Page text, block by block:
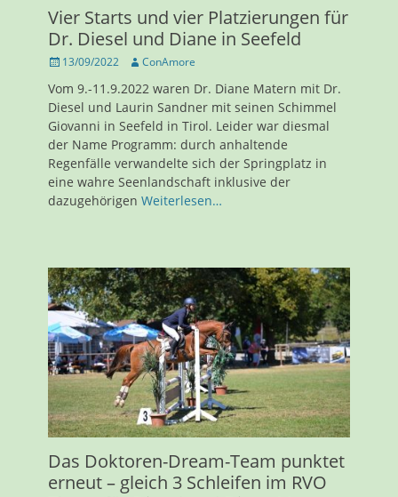
Vier Starts und vier Platzierungen für
Dr. Diesel und Diane in Seefeld
Veröffentlicht
13/09/2022 AutorConAmore
Vom 9.-11.9.2022 waren Dr. Diane Matern mit Dr.
Diesel und Laurin Sandner mit seinen Schimmel
Giovanni in Seefeld in Tirol. Leider war diesmal
der Name Programm: durch anhaltende
Regenfälle verwandelte sich der Springplatz in
eine wahre Seenlandschaft inklusive der
dazugehörigen Weiterlesen…
Das Doktoren-Dream-Team punktet
erneut – gleich 3 Schleifen im RVO